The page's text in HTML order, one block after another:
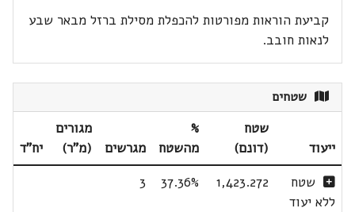
קביעת הוראות מפורטות להכפלת מסילת ברזל מבאר שבע
לנאות חובב.
שטחים
ייעוד
שטח
(דונם)
%
מהשטח
מגרשים
מגורים
(מ"ר)
יח"ד
שטח
ללא יעוד
1,423.272
37.36%
3